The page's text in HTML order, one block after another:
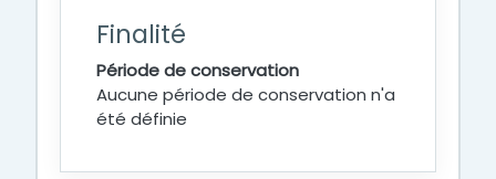
Finalité
Période de conservation
Aucune période de conservation n'a
été définie